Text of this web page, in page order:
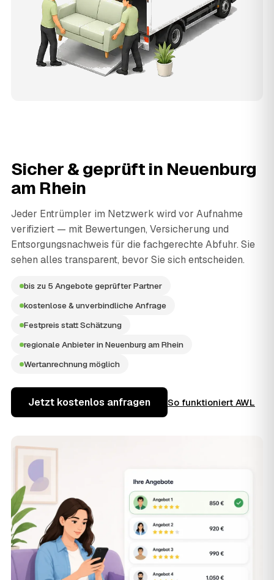
Sicher & geprüft in Neuenburg
am Rhein
Jeder Entrümpler im Netzwerk wird vor Aufnahme
verifiziert — mit Bewertungen, Versicherung und
Entsorgungsnachweis für die fachgerechte Abfuhr. Sie
sehen alles transparent, bevor Sie sich entscheiden.
bis zu 5 Angebote geprüfter Partner
kostenlose & unverbindliche Anfrage
Festpreis statt Schätzung
regionale Anbieter in Neuenburg am Rhein
Wertanrechnung möglich
Jetzt kostenlos anfragen So funktioniert AWL